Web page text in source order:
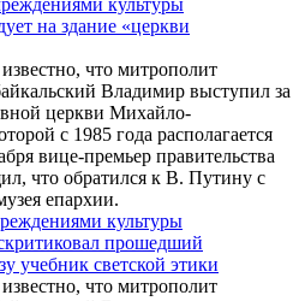
на здание «церкви
что митрополит
Владимир выступил за
церкви Михайло-
с 1985 года располагается
вице-премьер правительства
что обратился к В. Путину с
епархии.
культуры
прошедший
учебник светской этики
что митрополит